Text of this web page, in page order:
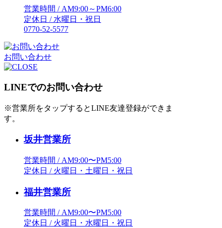
営業時間 / AM9:00～PM6:00
定休日 / 水曜日・祝日
0770-52-5577
お問い合わせ
LINEでのお問い合わせ
※営業所をタップするとLINE友達登録ができま
す。
坂井営業所
営業時間 / AM9:00〜PM5:00
定休日 / 火曜日・土曜日・祝日
福井営業所
営業時間 / AM9:00〜PM5:00
定休日 / 火曜日・水曜日・祝日